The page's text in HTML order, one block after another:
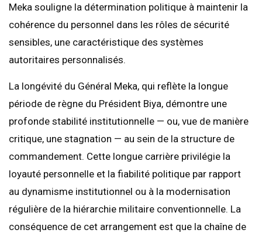
Meka souligne la détermination politique à maintenir la
cohérence du personnel dans les rôles de sécurité
sensibles, une caractéristique des systèmes
autoritaires personnalisés.
La longévité du Général Meka, qui reflète la longue
période de règne du Président Biya, démontre une
profonde stabilité institutionnelle — ou, vue de manière
critique, une stagnation — au sein de la structure de
commandement. Cette longue carrière privilégie la
loyauté personnelle et la fiabilité politique par rapport
au dynamisme institutionnel ou à la modernisation
régulière de la hiérarchie militaire conventionnelle. La
conséquence de cet arrangement est que la chaîne de